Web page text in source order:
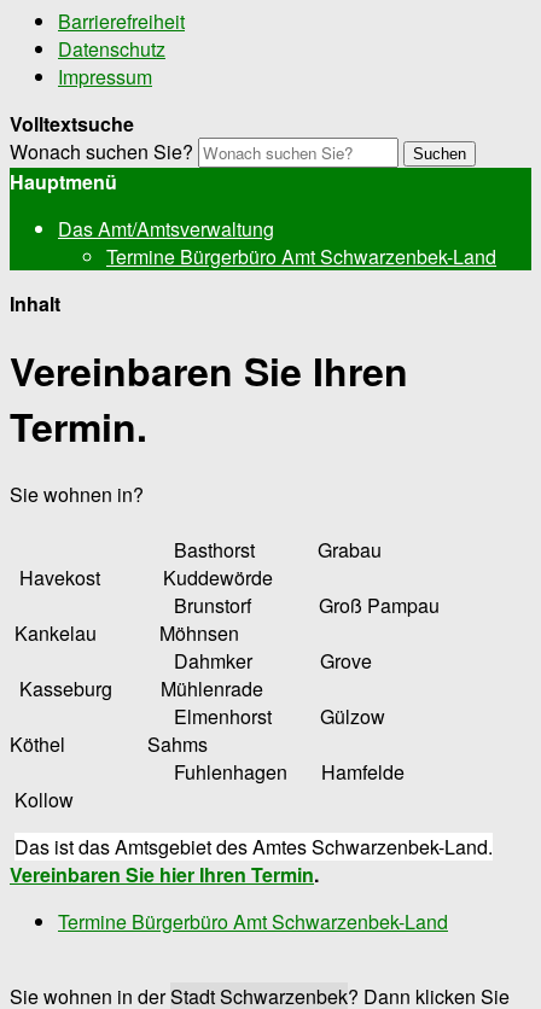
Barrierefreiheit
Datenschutz
Impressum
Volltextsuche
Wonach suchen Sie?
Suchen
Hauptmenü
Das Amt/Amtsverwaltung
Termine Bürgerbüro Amt Schwarzenbek-Land
Inhalt
Vereinbaren Sie Ihren
Termin.
Sie wohnen in?
Basthorst Grabau
Havekost Kuddewörde
Brunstorf Groß Pampau
Kankelau Möhnsen
Dahmker Grove
Kasseburg Mühlenrade
Elmenhorst Gülzow
Köthel Sahms
Fuhlenhagen Hamfelde
Kollow
Das ist das Amtsgebiet des Amtes Schwarzenbek-Land.
Vereinbaren Sie hier Ihren Termin.
Termine Bürgerbüro Amt Schwarzenbek-Land
Sie wohnen in derStadt Schwarzenbek? Dann klicken Sie